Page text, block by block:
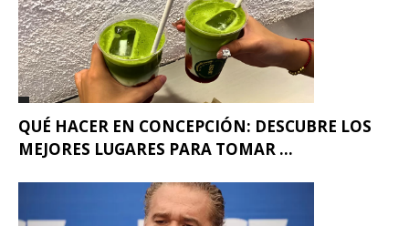
QUÉ HACER EN CONCEPCIÓN: DESCUBRE LOS
MEJORES LUGARES PARA TOMAR ...